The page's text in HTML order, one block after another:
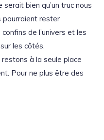
bien qu’un truc nous
pourraient rester
de l’univers et les
les côtés.
restons à la seule place
Pour ne plus être des